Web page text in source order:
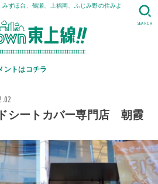
ずほ台、鶴瀬、上福岡、ふじみ野の住みよ
ントはコチラ
SEARCH
シートカバー専門店 朝霞